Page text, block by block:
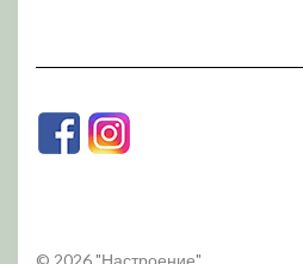
© 2026 "Настроение"